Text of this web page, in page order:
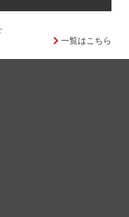
一覧はこちら